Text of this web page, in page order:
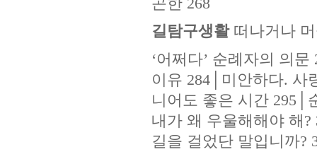
길탐구생활떠나거나
‘어쩌다’ 순례자의 의
이유 284│미안하다. 사
니어도 좋은 시간 295│
내가 왜 우울해해야 해
길을 걸었단 말입니까?